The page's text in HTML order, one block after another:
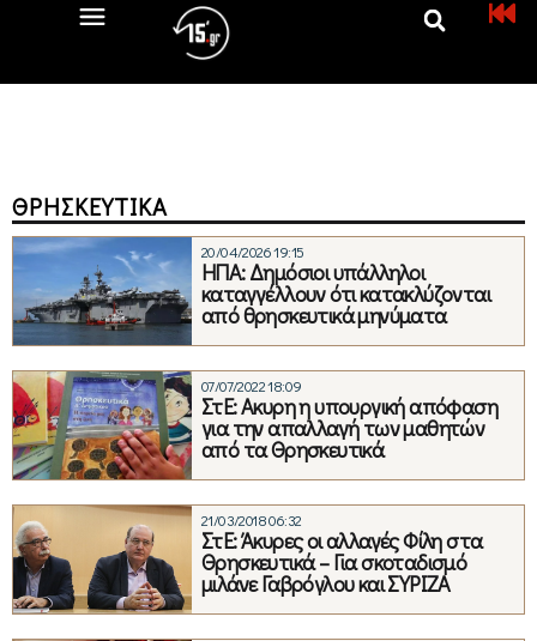
ΘΡΗΣΚΕΥΤΙΚΆ
20/04/2026 19:15
ΗΠΑ: Δημόσιοι υπάλληλοι
καταγγέλλουν ότι κατακλύζονται
από θρησκευτικά μηνύματα
07/07/2022 18:09
ΣτΕ: Ακυρη η υπουργική απόφαση
για την απαλλαγή των μαθητών
από τα Θρησκευτικά
21/03/2018 06:32
ΣτΕ: Άκυρες οι αλλαγές Φίλη στα
Θρησκευτικά – Για σκοταδισμό
μιλάνε Γαβρόγλου και ΣΥΡΙΖΑ